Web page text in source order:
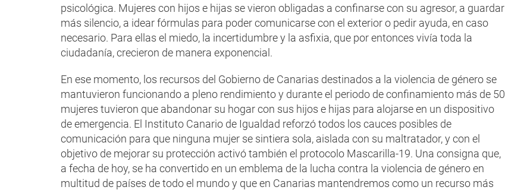
psicológica. Mujeres con hijos e hijas se vieron obligadas a confinarse con su agresor, a guardar
más silencio, a idear fórmulas para poder comunicarse con el exterior o pedir ayuda, en caso
necesario. Para ellas el miedo, la incertidumbre y la asfixia, que por entonces vivía toda la
ciudadanía, crecieron de manera exponencial.
En ese momento, los recursos del Gobierno de Canarias destinados a la violencia de género se
mantuvieron funcionando a pleno rendimiento y durante el periodo de confinamiento más de 50
mujeres tuvieron que abandonar su hogar con sus hijos e hijas para alojarse en un dispositivo
de emergencia. El Instituto Canario de Igualdad reforzó todos los cauces posibles de
comunicación para que ninguna mujer se sintiera sola, aislada con su maltratador, y con el
objetivo de mejorar su protección activó también el protocolo Mascarilla-19. Una consigna que,
a fecha de hoy, se ha convertido en un emblema de la lucha contra la violencia de género en
multitud de países de todo el mundo y que en Canarias mantendremos como un recurso más